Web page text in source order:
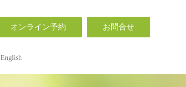
オンライン予約 お問合せ
English